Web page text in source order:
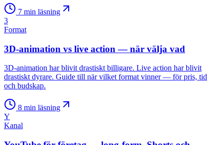
7 min läsning
3
Format
3D-animation vs live action — när välja vad
3D-animation har blivit drastiskt billigare. Live action har blivit
drastiskt dyrare. Guide till när vilket format vinner — för pris, tid
och budskap.
8 min läsning
Y
Kanal